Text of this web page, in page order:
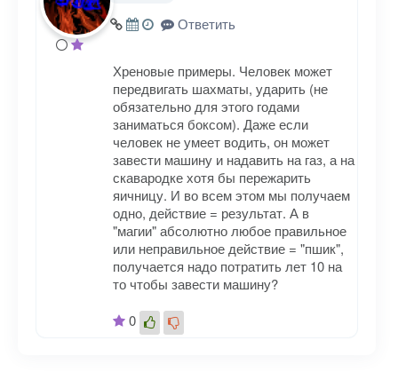
помечены*
*
Email*
Ответить
Хреновые примеры. Человек может
передвигать шахматы, ударить (не
обязательно для этого годами
заниматься боксом). Даже если
человек не умеет водить, он может
завести машину и надавить на газ, а на
скавародке хотя бы пережарить
яичницу. И во всем этом мы получаем
одно, действие = результат. А в
"магии" абсолютно любое правильное
или неправильное действие = "пшик",
получается надо потратить лет 10 на
то чтобы завести машину?
0